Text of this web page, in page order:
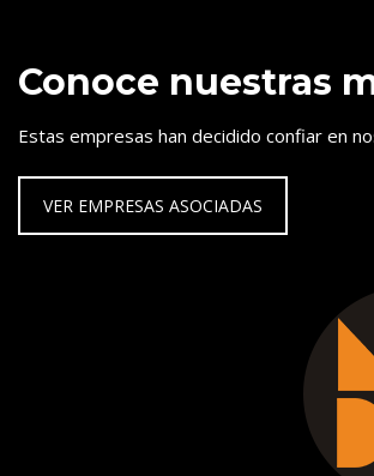
Conoce nuestras
Estas empresas han decidido confiar en
VER EMPRESAS ASOCIADAS